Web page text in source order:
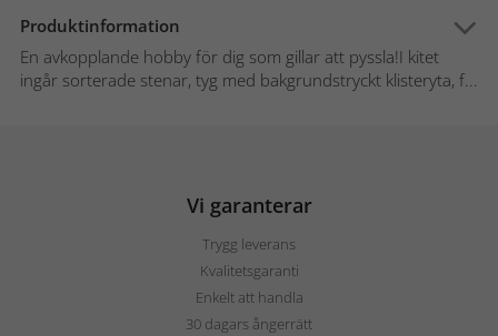
Produktinformation
En avkopplande hobby för dig som gillar att pyssla!I kitet
ingår sorterade stenar, tyg med bakgrundstryckt klisteryta, f...
Vi garanterar
Trygg leverans
Kvalitetsgaranti
Enkelt att handla
30 dagars ångerrätt